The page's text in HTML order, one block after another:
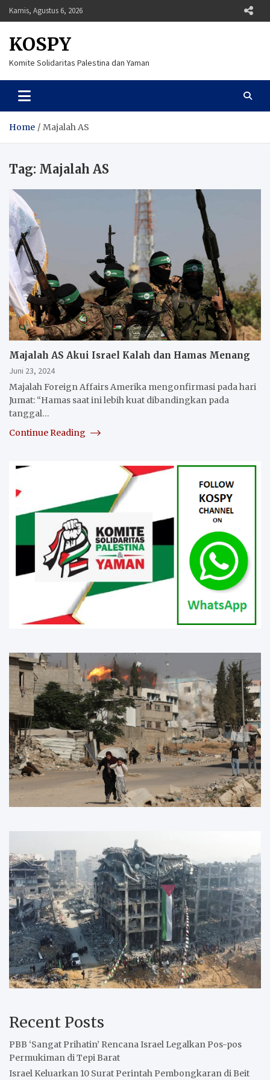
Skip
to
Kamis, Agustus 6, 2026
KOSPY
Komite Solidaritas Palestina dan Yaman
Home Majalah AS
Tag: Majalah AS
Majalah AS Akui Israel Kalah dan Hamas Menang
Juni 23, 2024
Majalah Foreign Affairs Amerika mengonfirmasi pada hari
Jumat: “Hamas saat ini lebih kuat dibandingkan pada
tanggal…
Continue Reading
Recent Posts
PBB ‘Sangat Prihatin’ Rencana Israel Legalkan Pos-pos
Permukiman di Tepi Barat
Israel Keluarkan 10 Surat Perintah Pembongkaran di Beit